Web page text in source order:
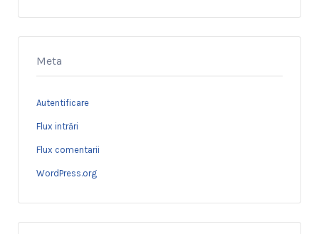
Meta
Autentificare
Flux intrări
Flux comentarii
WordPress.org